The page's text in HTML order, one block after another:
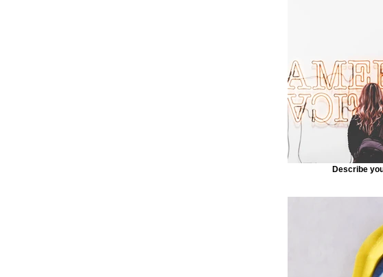
Data. Once connected,
your collection—no need
Add any type of content to
or upload a CSV file. You
using input elements like
across teams by assigning
Be sure to click Sync after
newest content on your
displaying content from the
in the top right of the
Describe